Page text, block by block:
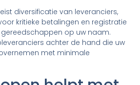
diversificatie van leveranciers,
kritieke betalingen en registratie
op uw naam.
achter de hand die uw
met minimale